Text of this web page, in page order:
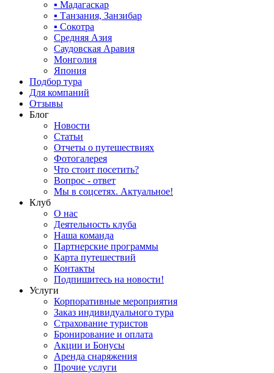
▪ Мадагаскар
▪ Танзания, Занзибар
▪ Сокотра
Средняя Азия
Саудовская Аравия
Монголия
Япония
Подбор тура
Для компаний
Отзывы
Блог
Новости
Статьи
Отчеты о путешествиях
Фотогалерея
Что стоит посетить?
Вопрос - ответ
Мы в соцсетях. Актуальное!
Клуб
О нас
Деятельность клуба
Наша команда
Партнерские программы
Карта путешествий
Контакты
Подпишитесь на новости!
Услуги
Корпоративные мероприятия
Заказ индивидуального тура
Страхование туристов
Бронирование и оплата
Акции и Бонусы
Аренда снаряжения
Прочие услуги